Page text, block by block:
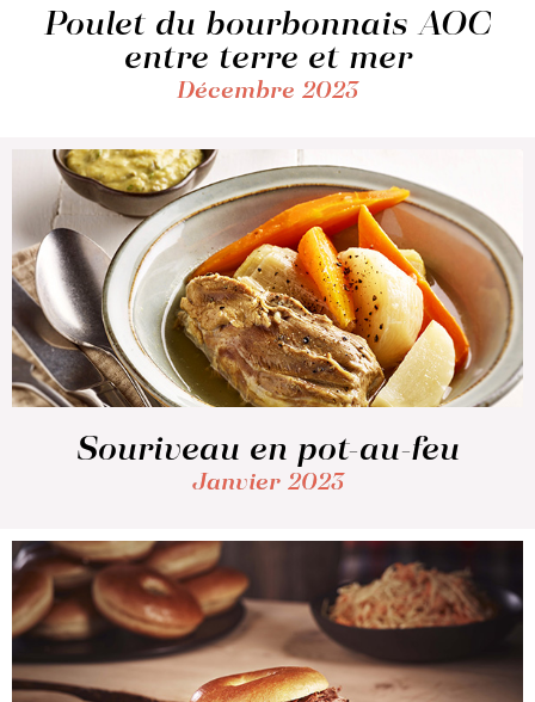
Poulet du bourbonnais AOC
entre terre et mer
Décembre 2023
Souriveau en pot-au-feu
Janvier 2023